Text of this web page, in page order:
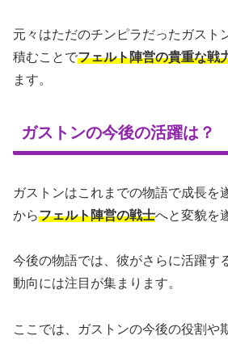
元々はただのチンピラだったガスト
積むことでフェルト陣営の貴重な戦
ます。
ガストンの今後の活躍は？
ガストンはこれまでの物語で成長を
からフェルト陣営の戦士へと変貌を
今後の物語では、彼がさらに活躍す
動向には注目が集まります。
ここでは、ガストンの今後の役割や